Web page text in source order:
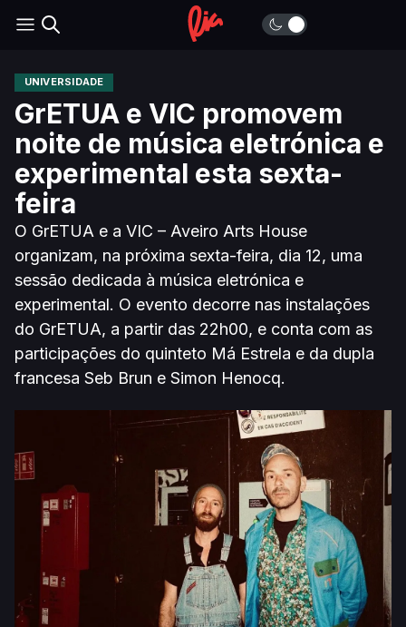
UNIVERSIDADE
GrETUA e VIC promovem
noite de música eletrónica e
experimental esta sexta-
feira
O GrETUA e a VIC – Aveiro Arts House
organizam, na próxima sexta-feira, dia 12, uma
sessão dedicada à música eletrónica e
experimental. O evento decorre nas instalações
do GrETUA, a partir das 22h00, e conta com as
participações do quinteto Má Estrela e da dupla
francesa Seb Brun e Simon Henocq.